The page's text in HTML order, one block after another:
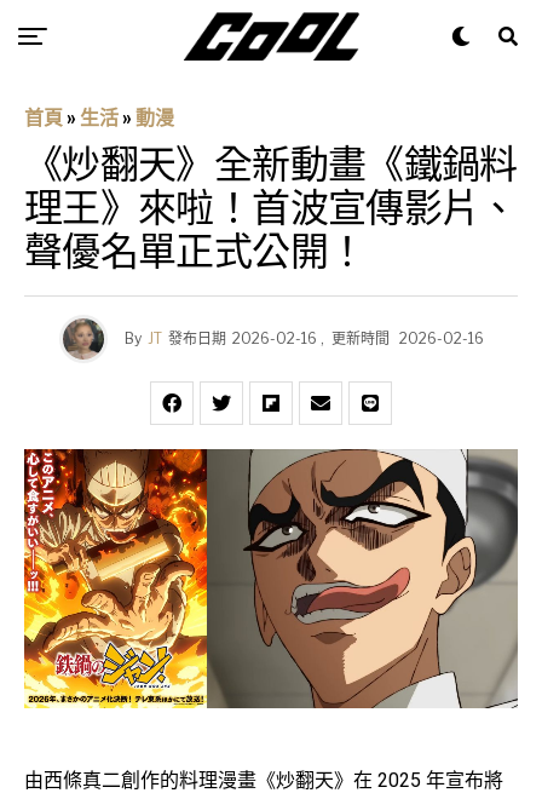
首頁 » 生活 » 動漫
《炒翻天》全新動畫《鐵鍋料
理王》來啦！首波宣傳影片、
聲優名單正式公開！
By JT 發布日期 2026-02-16 , 更新時間 2026-02-16
由西條真二創作的料理漫畫《炒翻天》在 2025 年宣布將